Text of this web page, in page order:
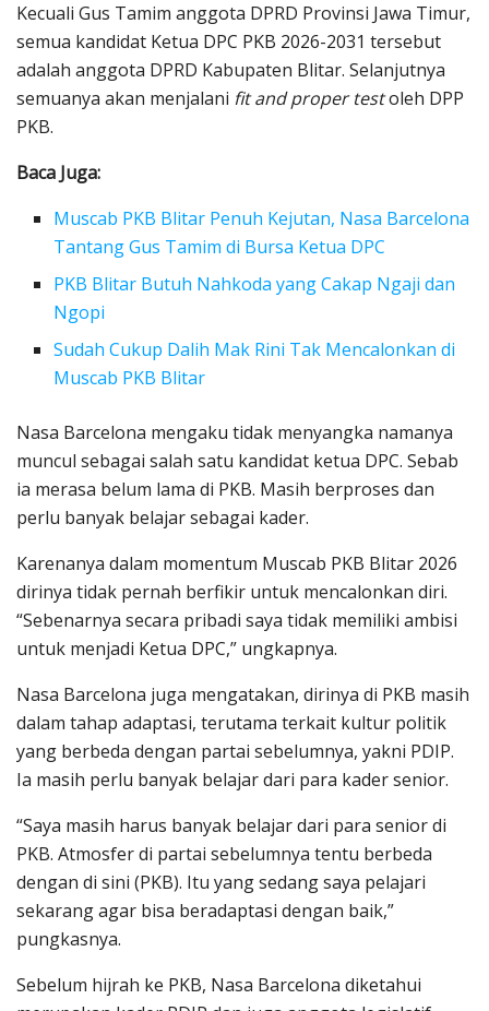
Kecuali Gus Tamim anggota DPRD Provinsi Jawa Timur,
semua kandidat Ketua DPC PKB 2026-2031 tersebut
adalah anggota DPRD Kabupaten Blitar. Selanjutnya
semuanya akan menjalani fit and proper testoleh DPP
PKB.
Baca Juga:
Muscab PKB Blitar Penuh Kejutan, Nasa Barcelona
Tantang Gus Tamim di Bursa Ketua DPC
PKB Blitar Butuh Nahkoda yang Cakap Ngaji dan
Ngopi
Sudah Cukup Dalih Mak Rini Tak Mencalonkan di
Muscab PKB Blitar
Nasa Barcelona mengaku tidak menyangka namanya
muncul sebagai salah satu kandidat ketua DPC. Sebab
ia merasa belum lama di PKB. Masih berproses dan
perlu banyak belajar sebagai kader.
Karenanya dalam momentum Muscab PKB Blitar 2026
dirinya tidak pernah berfikir untuk mencalonkan diri.
“Sebenarnya secara pribadi saya tidak memiliki ambisi
untuk menjadi Ketua DPC,” ungkapnya.
Nasa Barcelona juga mengatakan, dirinya di PKB masih
dalam tahap adaptasi, terutama terkait kultur politik
yang berbeda dengan partai sebelumnya, yakni PDIP.
Ia masih perlu banyak belajar dari para kader senior.
“Saya masih harus banyak belajar dari para senior di
PKB. Atmosfer di partai sebelumnya tentu berbeda
dengan di sini (PKB). Itu yang sedang saya pelajari
sekarang agar bisa beradaptasi dengan baik,”
pungkasnya.
Sebelum hijrah ke PKB, Nasa Barcelona diketahui